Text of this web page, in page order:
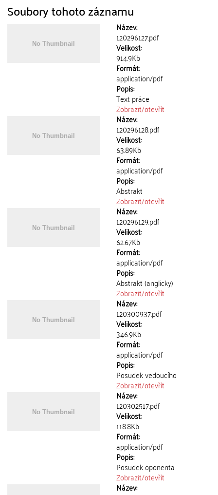
Soubory tohoto záznamu
Název:
120296127.pdf
Velikost:
914.9Kb
Formát:
application/pdf
Popis:
Text práce
Zobrazit/otevřít
Název:
120296128.pdf
Velikost:
63.89Kb
Formát:
application/pdf
Popis:
Abstrakt
Zobrazit/otevřít
Název:
120296129.pdf
Velikost:
62.67Kb
Formát:
application/pdf
Popis:
Abstrakt (anglicky)
Zobrazit/otevřít
Název:
120300937.pdf
Velikost:
346.9Kb
Formát:
application/pdf
Popis:
Posudek vedoucího
Zobrazit/otevřít
Název:
120302517.pdf
Velikost:
118.8Kb
Formát:
application/pdf
Popis:
Posudek oponenta
Zobrazit/otevřít
Název: